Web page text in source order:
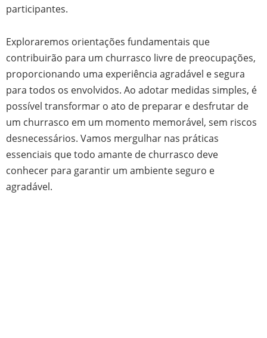
participantes.
Exploraremos orientações fundamentais que
contribuirão para um churrasco livre de preocupações,
proporcionando uma experiência agradável e segura
para todos os envolvidos. Ao adotar medidas simples, é
possível transformar o ato de preparar e desfrutar de
um churrasco em um momento memorável, sem riscos
desnecessários. Vamos mergulhar nas práticas
essenciais que todo amante de churrasco deve
conhecer para garantir um ambiente seguro e
agradável.